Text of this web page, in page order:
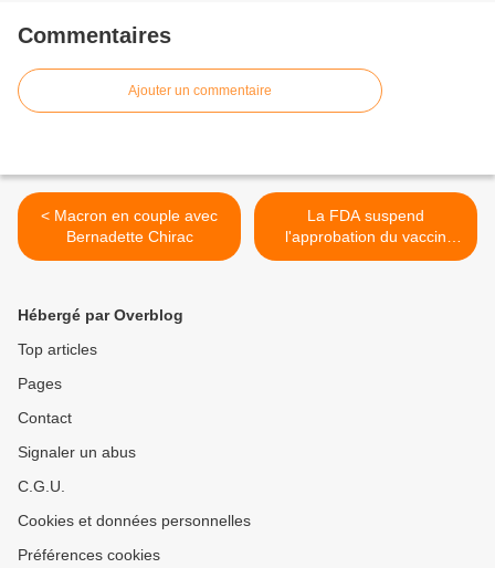
Commentaires
Ajouter un commentaire
< Macron en couple avec
Bernadette Chirac
La FDA suspend
l'approbation du vaccin
contre la COVID-19 : «
Hébergé par Overblog
Top articles
Pages
Contact
Signaler un abus
C.G.U.
Cookies et données personnelles
Préférences cookies